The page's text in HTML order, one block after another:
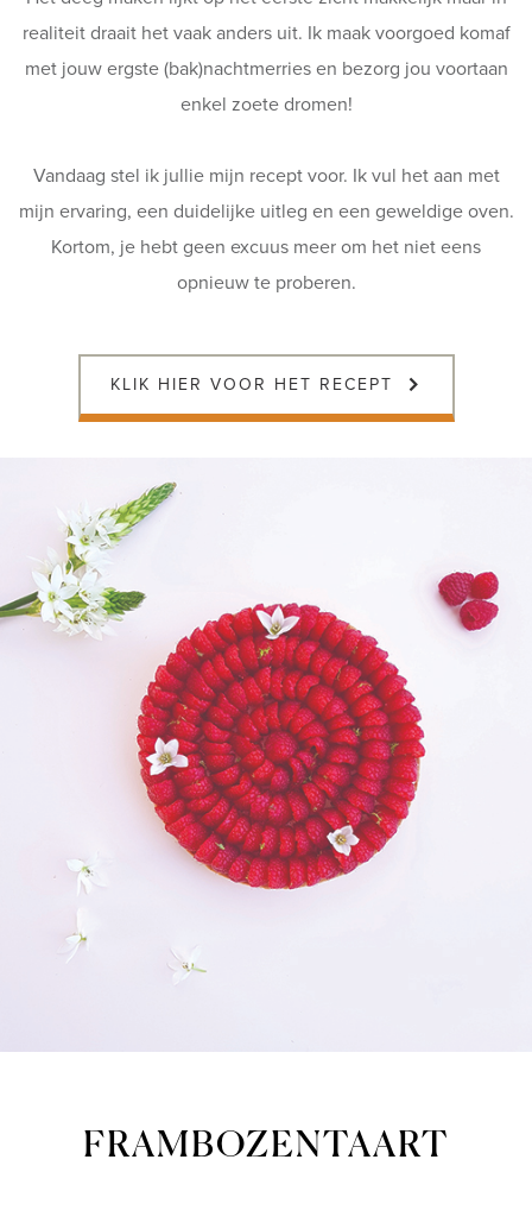
realiteit draait het vaak anders uit. Ik maak voorgoed komaf
met jouw ergste (bak)nachtmerries en bezorg jou voortaan
enkel zoete dromen!
Vandaag stel ik jullie mijn recept voor. Ik vul het aan met
mijn ervaring, een duidelijke uitleg en een geweldige oven.
Kortom, je hebt geen excuus meer om het niet eens
opnieuw te proberen.
KLIK HIER VOOR HET RECEPT
FRAMBOZENTAART